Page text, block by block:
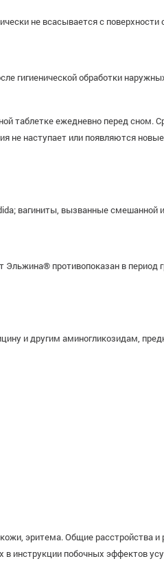
не всасывается с поверхности
гигиенической обработки
таблетке ежедневно перед сном.
не наступает или появляются
вагиниты, вызванные смешанной
противопоказан в период
и другим аминогликозидам,
эритема. Общие расстройства
в инструкции побочных эффектов